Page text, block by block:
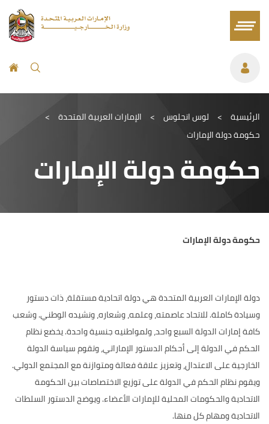
الرئيسية > لوس انجلوس > الإمارات العربية المتحدة >
حكومة دولة الإمارات
حكومة دولة الإمارات
حكومة دولة الإمارات
دولة الإمارات العربية المتحدة هي دولة اتحادية مستقلة، ذات دستور
وسيادة كاملة. للاتحاد عاصمته، وعلمه، وشعاره، ونشيده الوطني. وشعب
كافة إمارات الدولة السبع واحد، ولمواطنيه جنسية واحدة. يخضع نظام
الحكم في الدولة إلى أحكام الدستور الإماراتي، وتقوم سياسة الدولة
الخارجية على الاعتدال، وتعزيز علاقة فعالة ومتوازنة مع المجتمع الدولي.
ويقوم نظام الحكم في الدولة على توزيع الاختصاصات بين الحكومة
الاتحادية والحكومات المحلية للإمارات الأعضاء. ويوضح الدستور السلطات
الاتحادية ومهام كل منها.